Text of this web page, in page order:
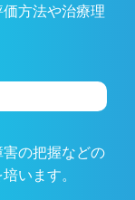
方法や治療理
の把握などの
います。